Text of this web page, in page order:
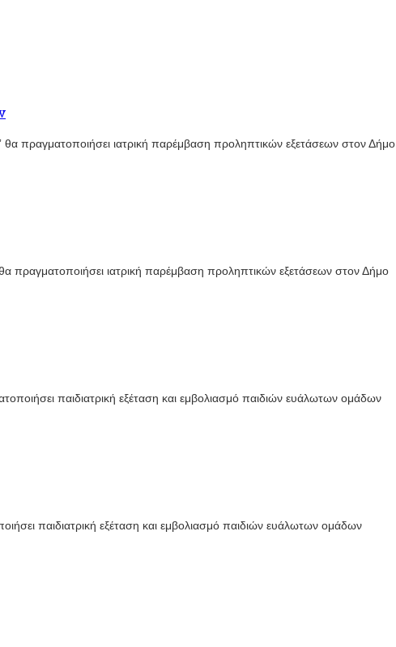
πραγματοποιήσει ιατρική παρέμβαση προληπτικών εξετάσεων στον Δήμο
πραγματοποιήσει ιατρική παρέμβαση προληπτικών εξετάσεων στον Δήμο
παιδιατρική εξέταση και εμβολιασμό παιδιών ευάλωτων ομάδων
παιδιατρική εξέταση και εμβολιασμό παιδιών ευάλωτων ομάδων